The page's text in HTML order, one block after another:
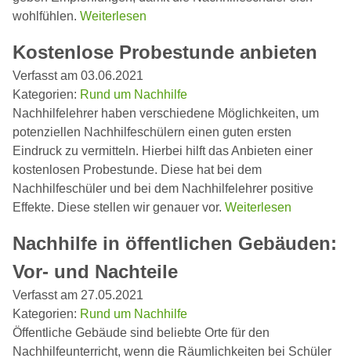
wohlfühlen. Weiterlesen
Kostenlose Probestunde anbieten
Verfasst am 03.06.2021
Kategorien: Rund um Nachhilfe
Nachhilfelehrer haben verschiedene Möglichkeiten, um
potenziellen Nachhilfeschülern einen guten ersten
Eindruck zu vermitteln. Hierbei hilft das Anbieten einer
kostenlosen Probestunde. Diese hat bei dem
Nachhilfeschüler und bei dem Nachhilfelehrer positive
Effekte. Diese stellen wir genauer vor. Weiterlesen
Nachhilfe in öffentlichen Gebäuden:
Vor- und Nachteile
Verfasst am 27.05.2021
Kategorien: Rund um Nachhilfe
Öffentliche Gebäude sind beliebte Orte für den
Nachhilfeunterricht, wenn die Räumlichkeiten bei Schüler